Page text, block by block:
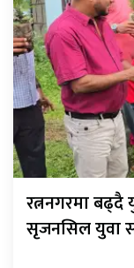
रत्ननगरमा
सृजनसिल युवा